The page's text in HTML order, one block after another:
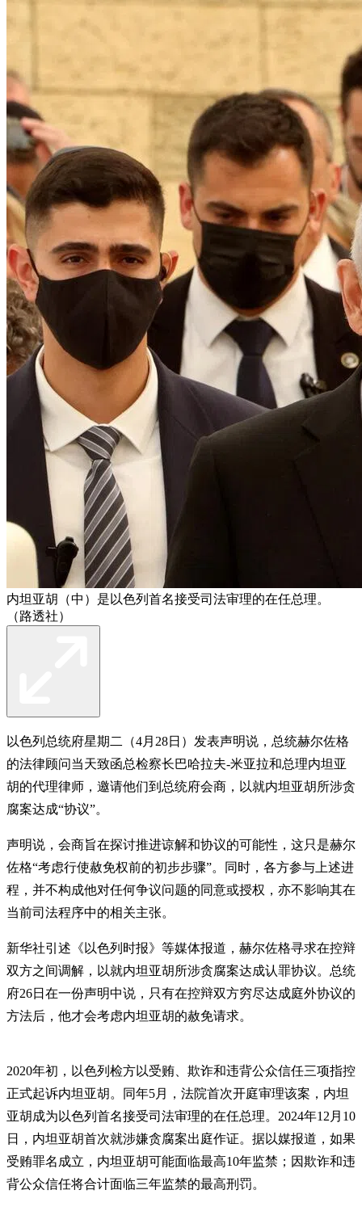
内坦亚胡（中）是以色列首名接受司法审理的在任总理。
（路透社）
以色列总统府星期二（4月28日）发表声明说，总统赫尔佐格
的法律顾问当天致函总检察长巴哈拉夫-米亚拉和总理内坦亚
胡的代理律师，邀请他们到总统府会商，以就内坦亚胡所涉贪
腐案达成“协议”。
声明说，会商旨在探讨推进谅解和协议的可能性，这只是赫尔
佐格“考虑行使赦免权前的初步步骤”。同时，各方参与上述进
程，并不构成他对任何争议问题的同意或授权，亦不影响其在
当前司法程序中的相关主张。
新华社引述《以色列时报》等媒体报道，赫尔佐格寻求在控辩
双方之间调解，以就内坦亚胡所涉贪腐案达成认罪协议。总统
府26日在一份声明中说，只有在控辩双方穷尽达成庭外协议的
方法后，他才会考虑内坦亚胡的赦免请求。
2020年初，以色列检方以受贿、欺诈和违背公众信任三项指控
正式起诉内坦亚胡。同年5月，法院首次开庭审理该案，内坦
亚胡成为以色列首名接受司法审理的在任总理。2024年12月10
日，内坦亚胡首次就涉嫌贪腐案出庭作证。据以媒报道，如果
受贿罪名成立，内坦亚胡可能面临最高10年监禁；因欺诈和违
背公众信任将合计面临三年监禁的最高刑罚。